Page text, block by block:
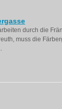
durch die
muss die